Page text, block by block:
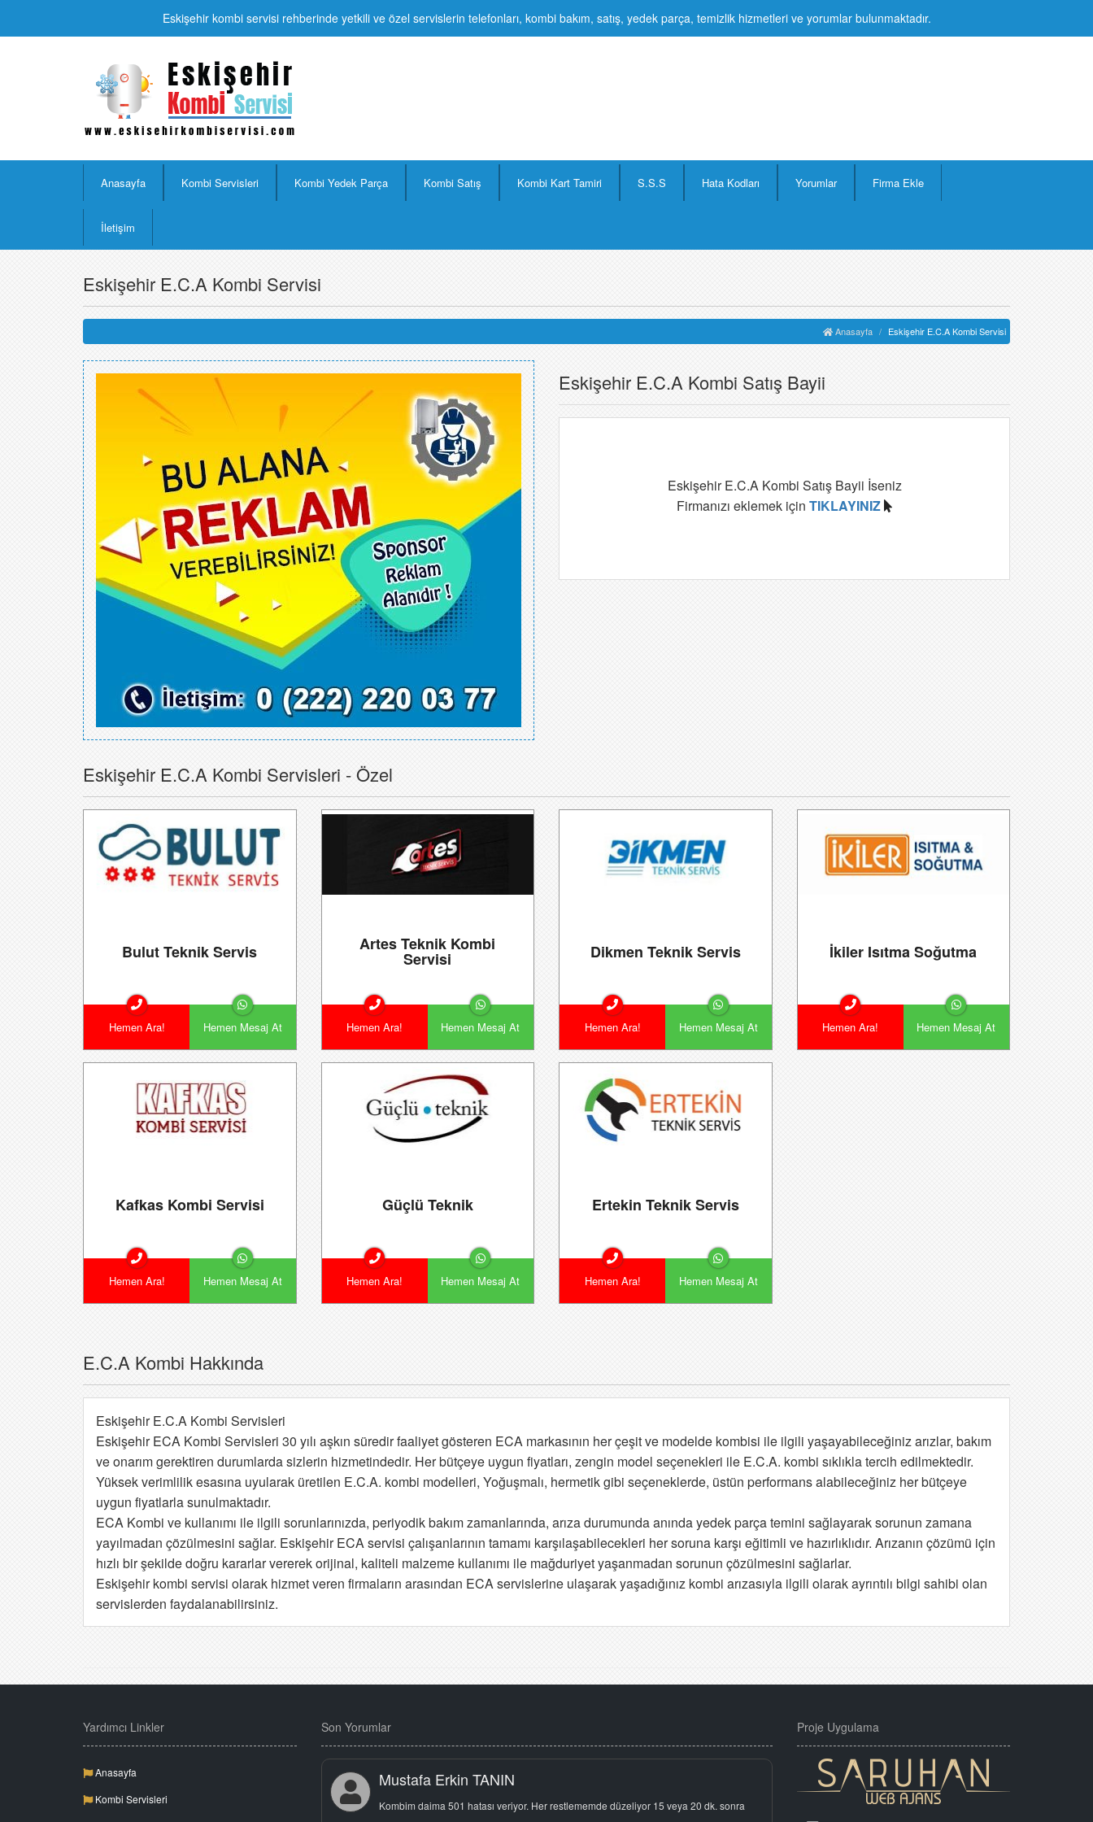
Eskişehir kombi servisi rehberinde yetkili ve özel servislerin telefonları, kombi bakım, satış, yedek parça, temizlik hizmetleri ve yorumlar bulunmaktadır.
Anasayfa Kombi Servisleri Kombi Yedek Parça Kombi Satış Kombi Kart Tamiri S.S.S Hata Kodları Yorumlar Firma Ekle
İletişim
Eskişehir E.C.A Kombi Servisi
Anasayfa Eskişehir E.C.A Kombi Servisi
Eskişehir E.C.A Kombi Satış Bayii
Eskişehir E.C.A Kombi Satış Bayii İseniz
Firmanızı eklemek içinTIKLAYINIZ
Eskişehir E.C.A Kombi Satış Bayii İseniz
Firmanızı eklemek için TIKLAYINIZ
Eskişehir E.C.A Kombi Servisleri - Özel
Bulut Teknik Servis
Hemen Ara! Hemen Mesaj At
Artes Teknik Kombi
Servisi
Hemen Ara! Hemen Mesaj At
Dikmen Teknik Servis
Hemen Ara! Hemen Mesaj At
İkiler Isıtma Soğutma
Hemen Ara! Hemen Mesaj At
Kafkas Kombi Servisi
Hemen Ara! Hemen Mesaj At
Güçlü Teknik
Hemen Ara! Hemen Mesaj At
Ertekin Teknik Servis
Hemen Ara! Hemen Mesaj At
E.C.A Kombi Hakkında
Eskişehir E.C.A Kombi Servisleri
Eskişehir ECA Kombi Servisleri 30 yılı aşkın süredir faaliyet gösteren ECA markasının her çeşit ve modelde kombisi ile ilgili yaşayabileceğiniz arızlar, bakım
ve onarım gerektiren durumlarda sizlerin hizmetindedir. Her bütçeye uygun fiyatları, zengin model seçenekleri ile E.C.A. kombi sıklıkla tercih edilmektedir.
Yüksek verimlilik esasına uyularak üretilen E.C.A. kombi modelleri, Yoğuşmalı, hermetik gibi seçeneklerde, üstün performans alabileceğiniz her bütçeye
uygun fiyatlarla sunulmaktadır.
ECA Kombi ve kullanımı ile ilgili sorunlarınızda, periyodik bakım zamanlarında, arıza durumunda anında yedek parça temini sağlayarak sorunun zamana
yayılmadan çözülmesini sağlar. Eskişehir ECA servisi çalışanlarının tamamı karşılaşabilecekleri her soruna karşı eğitimli ve hazırlıklıdır. Arızanın çözümü için
hızlı bir şekilde doğru kararlar vererek orijinal, kaliteli malzeme kullanımı ile mağduriyet yaşanmadan sorunun çözülmesini sağlarlar.
Eskişehir kombi servisi olarak hizmet veren firmaların arasından ECA servislerine ulaşarak yaşadığınız kombi arızasıyla ilgili olarak ayrıntılı bilgi sahibi olan
servislerden faydalanabilirsiniz.
Yardımcı Linkler
Anasayfa
Kombi Servisleri
Son Yorumlar
Mustafa Erkin TANIN
Kombim daima 501 hatası veriyor. Her restlememde düzeliyor 15 veya 20 dk. sonra
Proje Uygulama